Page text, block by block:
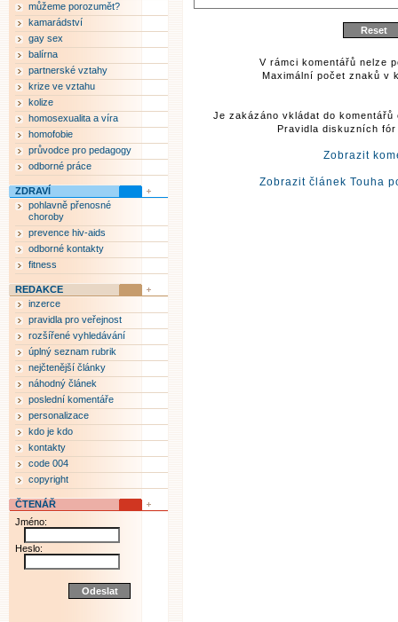
V rámci komentářů nelze
Maximální počet znaků v
Je zakázáno vkládat do
Pravidla diskuzních
Zobrazit
Zobrazit článek Touha
můžeme porozumět?
kamarádství
gay sex
balírna
partnerské vztahy
krize ve vztahu
kolize
homosexualita a víra
homofobie
průvodce pro pedagogy
odborné práce
ZDRAVÍ
pohlavně přenosné
choroby
prevence hiv-aids
odborné kontakty
fitness
REDAKCE
inzerce
pravidla pro veřejnost
rozšířené vyhledávání
úplný seznam rubrik
nejčtenější články
náhodný článek
poslední komentáře
personalizace
kdo je kdo
kontakty
code 004
copyright
ČTENÁŘ
Jméno:
Heslo: